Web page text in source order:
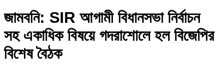
জামবনি: SIR আগামী বিধানসভা নির্বাচন
সহ একাধিক বিষয়ে গদরাশোলে হল বিজেপির
বিশেষ বৈঠক